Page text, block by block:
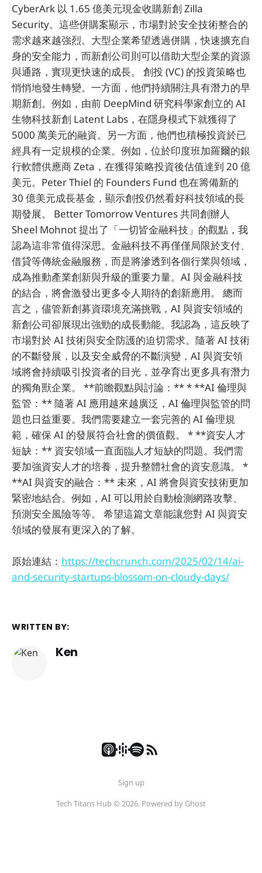
CyberArk 以 1.65 億美元現金收購新創 Zilla
Security。這些併購案顯示，市場對於安全技術整合的
需求越來越強烈。大型企業希望透過併購，快速擴充自
身的安全能力，而新創公司則可以借助大型企業的資源
與通路，實現更快速的成長。 創投 (VC) 的投資策略也
悄悄地發生轉變。一方面，他們持續關注具有潛力的早
期新創。例如，由前 DeepMind 研究科學家創立的 AI
生物科技新創 Latent Labs，在隱身模式下就獲得了
5000 萬美元的融資。另一方面，他們也積極投資於已
經具有一定規模的企業。例如，位於印度班加羅爾的銀
行軟體供應商 Zeta，在獲得策略投資後估值達到 20 億
美元。Peter Thiel 的 Founders Fund 也在籌備新的
30 億美元成長基金，顯示創投仍然看好科技領域的長
期發展。 Better Tomorrow Ventures 共同創辦人
Sheel Mohnot 提出了「一切皆金融科技」的觀點，我
認為這非常值得深思。金融科技不再僅僅局限於支付、
借貸等傳統金融服務，而是將滲透到各個行業與領域，
成為推動產業創新與升級的重要力量。AI 與金融科技
的結合，將會激發出更多令人期待的創新應用。 總而
言之，儘管新創募資環境充滿挑戰，AI 與資安領域的
新創公司卻展現出強勁的成長動能。我認為，這反映了
市場對於 AI 技術與安全防護的迫切需求。隨著 AI 技術
的不斷發展，以及安全威脅的不斷演變，AI 與資安領
域將會持續吸引投資者的目光，並孕育出更多具有潛力
的獨角獸企業。 **前瞻觀點與討論：** * **AI 倫理與
監管：** 隨著 AI 應用越來越廣泛，AI 倫理與監管的問
題也日益重要。我們需要建立一套完善的 AI 倫理規
範，確保 AI 的發展符合社會的價值觀。 * **資安人才
短缺：** 資安領域一直面臨人才短缺的問題。我們需
要加強資安人才的培養，提升整體社會的資安意識。 *
**AI 與資安的融合：** 未來，AI 將會與資安技術更加
緊密地結合。例如，AI 可以用於自動檢測網路攻擊、
預測安全風險等等。 希望這篇文章能讓您對 AI 與資安
領域的發展有更深入的了解。
原始連結： https://techcrunch.com/2025/02/14/ai-
and-security-startups-blossom-on-cloudy-days/
WRITTEN BY:
Ken
Sign up
Tech Titans Hub © 2026. Powered by Ghost